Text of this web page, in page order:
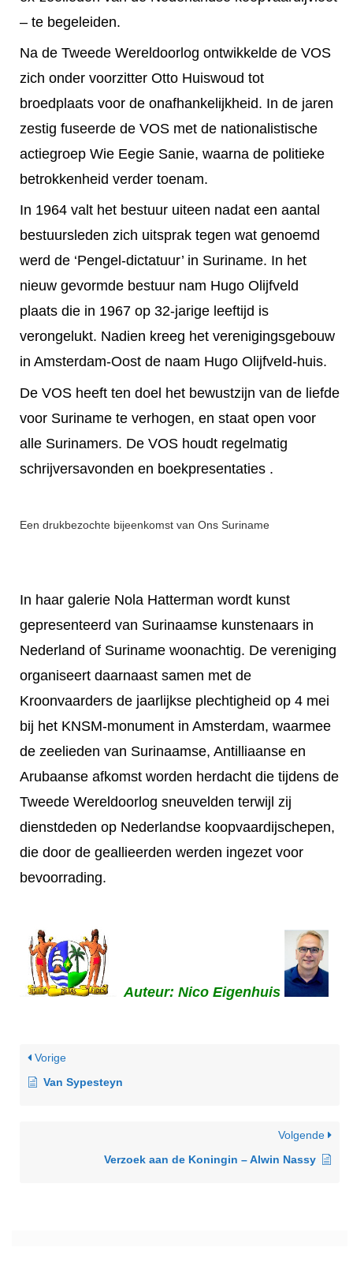
– te begeleiden.
Na de Tweede Wereldoorlog ontwikkelde de VOS
zich onder voorzitter Otto Huiswoud tot
broedplaats voor de onafhankelijkheid. In de jaren
zestig fuseerde de VOS met de nationalistische
actiegroep Wie Eegie Sanie, waarna de politieke
betrokkenheid verder toenam.
In 1964 valt het bestuur uiteen nadat een aantal
bestuursleden zich uitsprak tegen wat genoemd
werd de ‘Pengel-dictatuur’ in Suriname. In het
nieuw gevormde bestuur nam Hugo Olijfveld
plaats die in 1967 op 32-jarige leeftijd is
verongelukt. Nadien kreeg het verenigingsgebouw
in Amsterdam-Oost de naam Hugo Olijfveld-huis.
De VOS heeft ten doel het bewustzijn van de liefde
voor Suriname te verhogen, en staat open voor
alle Surinamers. De VOS houdt regelmatig
schrijversavonden en boekpresentaties .
Een drukbezochte bijeenkomst van Ons Suriname
In haar galerie Nola Hatterman wordt kunst
gepresenteerd van Surinaamse kunstenaars in
Nederland of Suriname woonachtig. De vereniging
organiseert daarnaast samen met de
Kroonvaarders de jaarlijkse plechtigheid op 4 mei
bij het KNSM-monument in Amsterdam, waarmee
de zeelieden van Surinaamse, Antilliaanse en
Arubaanse afkomst worden herdacht die tijdens de
Tweede Wereldoorlog sneuvelden terwijl zij
dienstdeden op Nederlandse koopvaardijschepen,
die door de geallieerden werden ingezet voor
bevoorrading.
Auteur: Nico Eigenhuis
Vorige
Van Sypesteyn
Volgende
Verzoek aan de Koningin – Alwin Nassy